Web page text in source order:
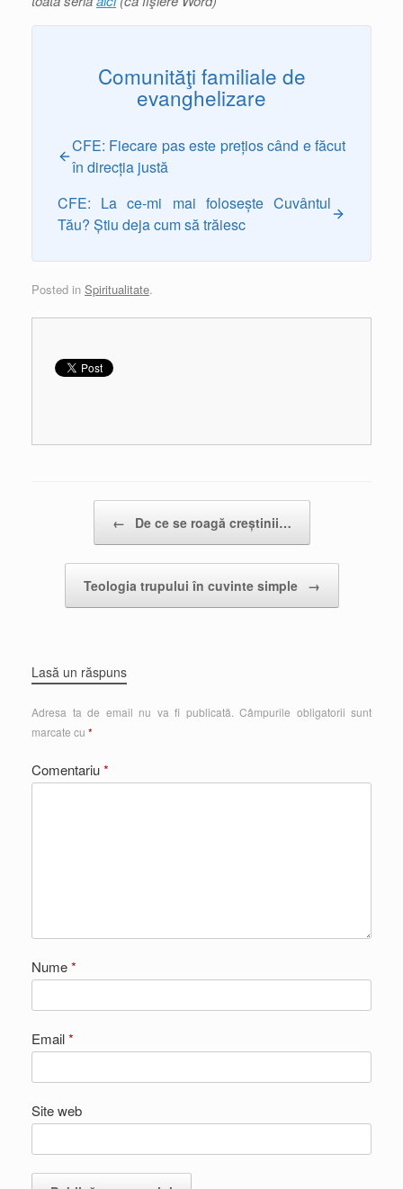
Comunităţi familiale de
evanghelizare
CFE: Fiecare pas este prețios când e făcut
în direcția justă
CFE: La ce-mi mai folosește Cuvântul
Tău? Știu deja cum să trăiesc
Posted in Spiritualitate.
← De ce se roagă creștinii…
Teologia trupului în cuvinte simple →
Lasă un răspuns
Adresa ta de email nu va fi publicată. Câmpurile obligatorii sunt
marcate cu *
Comentariu*
Nume*
Email*
Site web